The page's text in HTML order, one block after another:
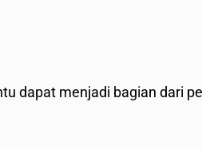
dapat menjadi bagian dari